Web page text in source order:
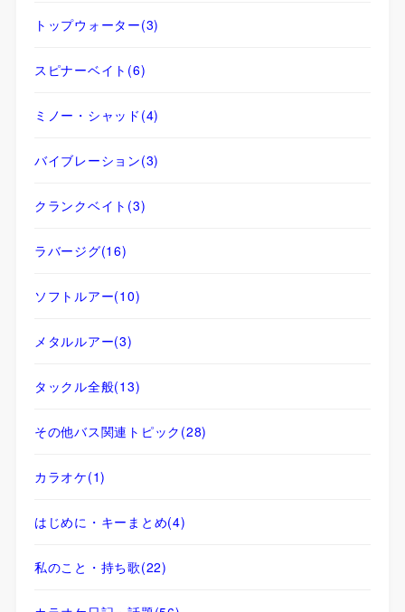
トップウォーター(3)
スピナーベイト (6)
ミノー・シャッド (4)
バイブレーション(3)
クランクベイト (3)
ラバージグ(16)
ソフトルアー(10)
メタルルアー(3)
タックル全般(13)
その他バス関連トピック (28)
カラオケ(1)
はじめに・キーまとめ(4)
私のこと・持ち歌(22)